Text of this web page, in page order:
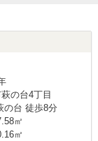
の台4丁目
の台 徒歩8分
㎡
㎡